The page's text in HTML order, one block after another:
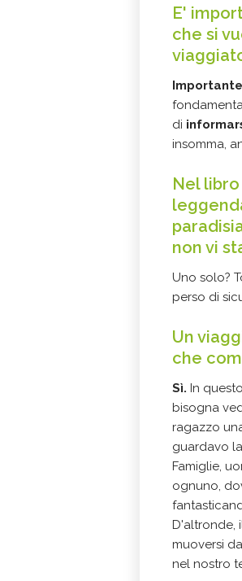
E'
che si
di
insomma,
Nel
non vi
Uno solo?
perso di
Un
che
Sì. In
bisogna
ragazzo
guardavo
Famiglie,
ognuno,
D'altronde,
muoversi
nel nostro